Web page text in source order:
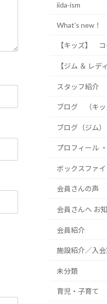
iida-ism
What's new！
【キッズ】
【ジム ＆ レ
スタッフ紹介
ブログ （キッ
ブログ（ジム）
プロフィール
ボックスファイ
会員さんの声
会員さんへ お
会員紹介
施設紹介／入
未分類
育児・子育て